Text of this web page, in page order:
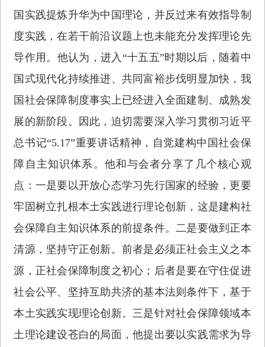
国实践提炼升华为中国理论，并反过来有效指导制
度实践，在若干前沿议题上也未能充分发挥理论先
导作用。他认为，进入“十五五”时期以后，随着中
国式现代化持续推进、共同富裕步伐明显加快，我
国社会保障制度事实上已经进入全面建制、成熟发
展的新阶段。因此，迫切需要深入学习贯彻习近平
总书记“5.17”重要讲话精神，自觉建构中国社会保
障自主知识体系。他和与会者分享了几个核心观
点：一是要以开放心态学习先行国家的经验，更要
牢固树立扎根本土实践进行理论创新，这是建构社
会保障自主知识体系的前提条件。二是要做到正本
清源，坚持守正创新。前者是必须正社会主义之本
源，正社会保障制度之初心；后者是要在守住促进
社会公平、坚持互助共济的基本法则条件下，基于
本土实践实现理论创新。三是针对社会保障领域本
土理论建设苍白的局面，他提出要以实践需求为导